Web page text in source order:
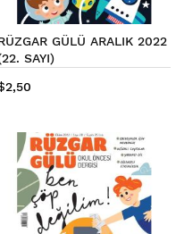
GÜLÜ ARALIK 2022
SAYI)